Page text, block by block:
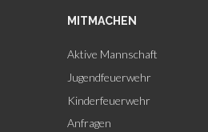
MITMACHEN
Aktive Mannschaft
Jugendfeuerwehr
Kinderfeuerwehr
Anfragen